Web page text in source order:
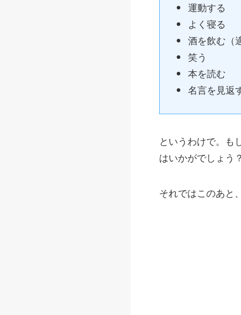
運動する
よく寝る
酒を飲む（
笑う
本を読む
名言を見返
というわけで。も
はいかがでしょう？
それではこのあと